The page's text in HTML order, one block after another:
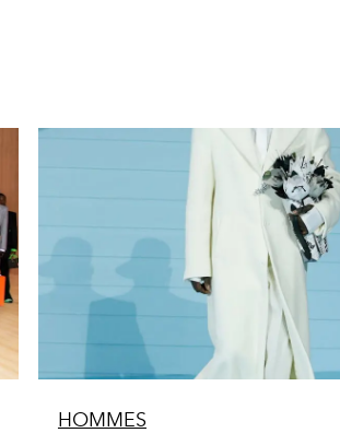
HOMMES